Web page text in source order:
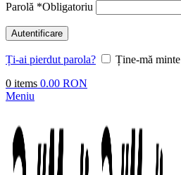
Parolă *Obligatoriu
Autentificare
Ți-ai pierdut parola?
Ține-mă minte
0 items 0.00 RON
Meniu